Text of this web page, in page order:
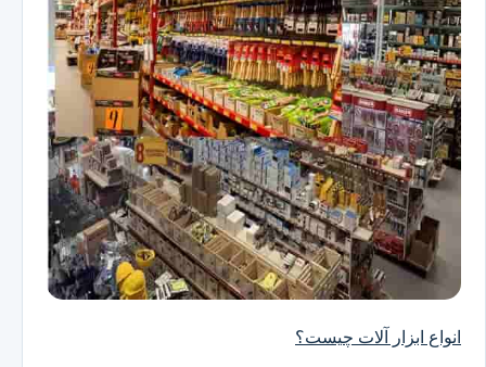
انواع ابزار آلات چیست؟